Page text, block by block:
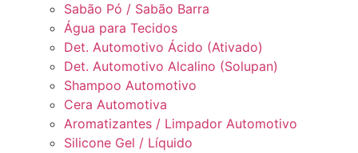
Sabão Pó / Sabão Barra
Água para Tecidos
Det. Automotivo Ácido (Ativado)
Det. Automotivo Alcalino (Solupan)
Shampoo Automotivo
Cera Automotiva
Aromatizantes / Limpador Automotivo
Silicone Gel / Líquido